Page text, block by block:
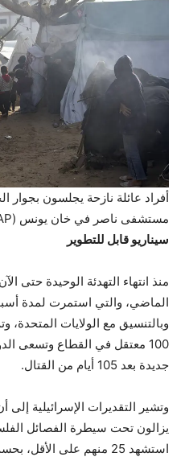
أفراد عائلة نازحة يجلسون
مستشفى ناصر في خان يونس (AP)
سيناريو قابل للتطوير
منذ انتهاء التهدئة الوحيدة حتى
الماضي، والتي استمرت لمدة
وبالتنسيق مع الولايات المتحدة،
100 معتقل في القطاع وتسعى
جديدة بعد 105 أيام من القتال.
يزالون تحت سيطرة الفصائل
استشهد 25 منهم على